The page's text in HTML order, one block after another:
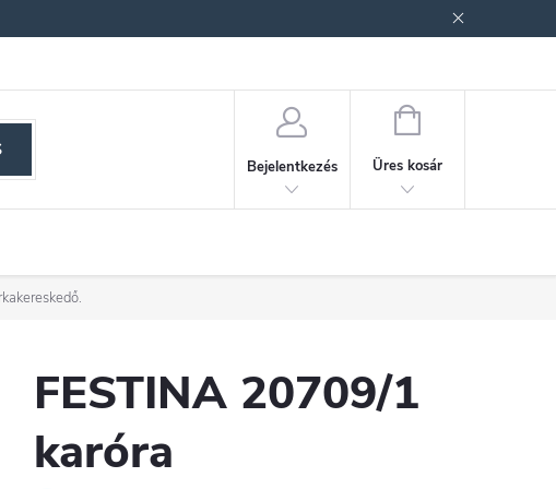
Bejelentkezés
KOSÁR
Üres kosár
FESTINA 20709/1
karóra